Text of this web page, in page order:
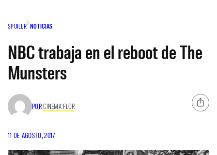
SPOILER NOTICIAS
NBC trabaja en el reboot de The
Munsters
PORCINEMA FLOR
11 DE AGOSTO, 2017